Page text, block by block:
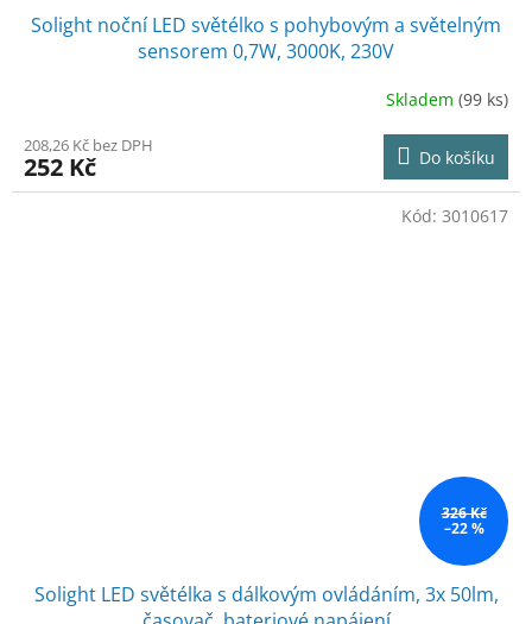
Solight noční LED světélko s pohybovým a světelným
sensorem 0,7W, 3000K, 230V
Skladem (99 ks)
208,26 Kč bez DPH
252 Kč Do košíku
326 Kč
–22 %
Solight LED světélka s dálkovým ovládáním, 3x 50lm,
Kód: 3010617